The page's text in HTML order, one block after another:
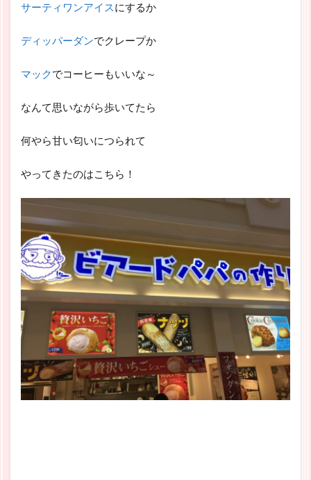
サーティワンアイスにするか
ディッパーダンでクレープか
マックでコーヒーもいいな～
なんて思いながら歩いてたら
何やら甘い匂いにつられて
やってきたのはこちら！